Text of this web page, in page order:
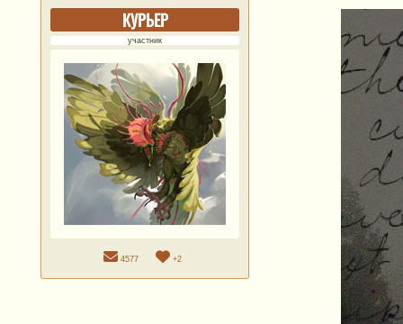
КУРЬЕР
участник
4577 +2